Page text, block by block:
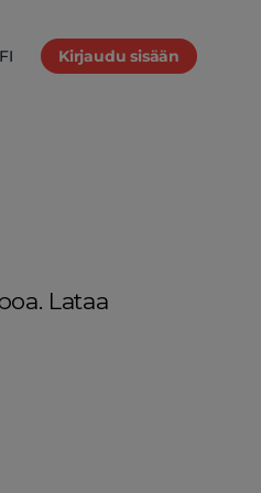
FI Kirjaudu sisään
Lataa